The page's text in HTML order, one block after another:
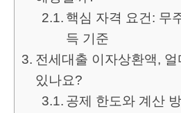
핵심 자격 요건: 무
득 기준
전세대출 이자상환액,
있나요?
공제 한도와 계산